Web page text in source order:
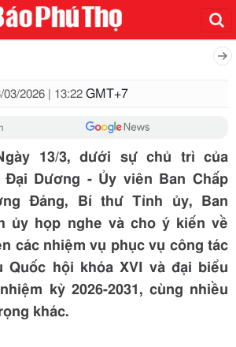
03/2026 | 13:22 GMT+7
13/3, dưới sự chủ trì của
Đại Dương - Ủy viên Ban Chấp
Đảng, Bí thư Tỉnh ủy, Ban
ủy họp nghe và cho ý kiến về
các nhiệm vụ phục vụ công tác
Quốc hội khóa XVI và đại biểu
kỳ 2026-2031, cùng nhiều
khác.